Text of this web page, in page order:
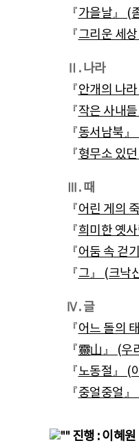
『가을날』 (
『그리운 세
Ⅱ. 나라
『안개의 나
『작은 사내
『동서남북
『형무소 있
Ⅲ. 때
『어린 게의
『희미한 옛
『어둠 속 걷
『그』 (크낙
Ⅳ. 글
『어느 돌의
『靈山』 (우
『노동절』 (
『중얼중얼
진행 :이혜